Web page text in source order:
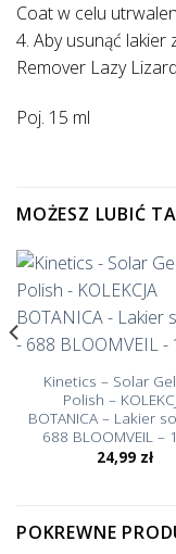
Coat w celu
4. Aby usunąć lakier
Remover Lazy
Poj. 15 ml
MOŻESZ LUBIĆ
Kinetics – Solar
Polish –
BOTANICA – Lakier
688 BLOOMVEIL –
24,99 zł
POKREWNE